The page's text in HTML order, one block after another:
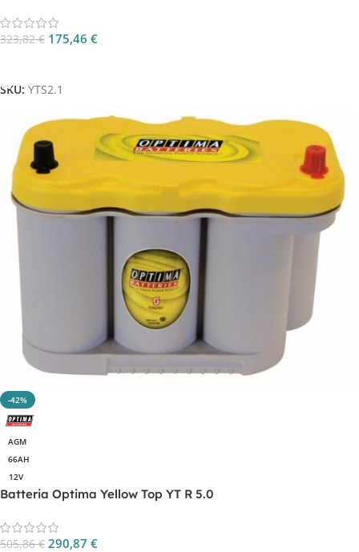
323,82€ 175,46 €
SKU: YTS2.1
-42%
AGM
66AH
12V
Batteria Optima Yellow Top YT R 5.0
505,86€ 290,87 €